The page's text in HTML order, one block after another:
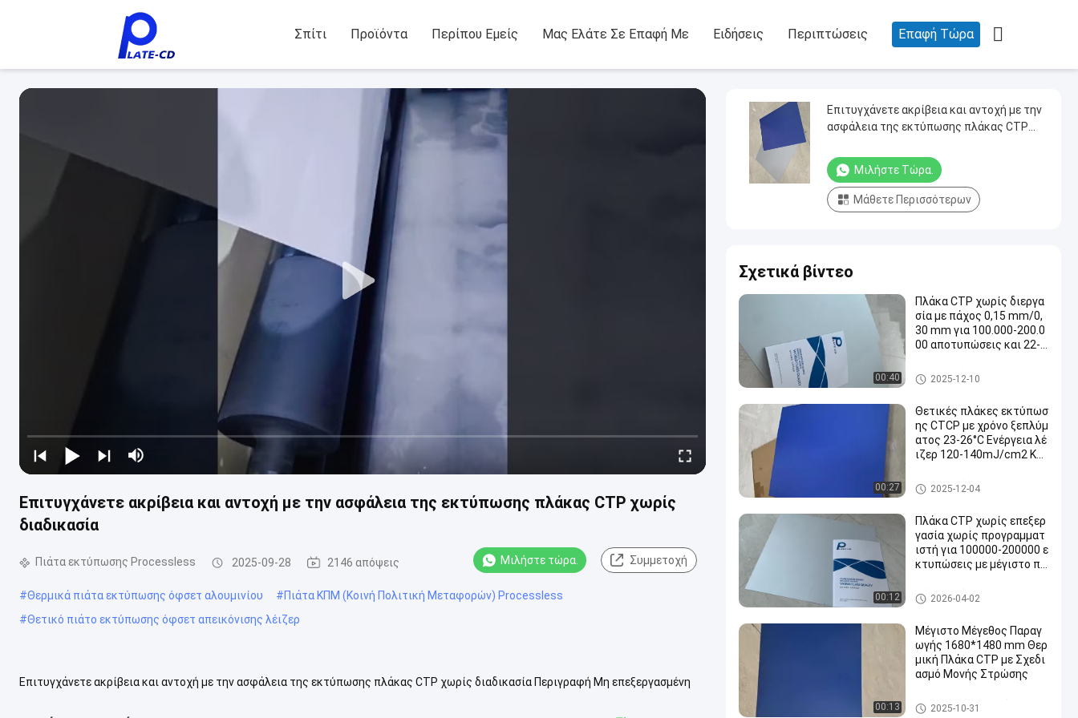
Σπίτι Προϊόντα Περίπου Εμείς Μας Ελάτε Σε Επαφή Με Ειδήσεις Περιπτώσεις Επαφή Τώρα 
Επιτυγχάνετε ακρίβεια και αντοχή με την ασφάλεια της εκτύπωσης πλάκας CTP χωρίς
διαδικασία
Πιάτα εκτύπωσης Processless 2025-09-28 2146 απόψεις Μιλήστε τώρα. Συμμετοχή
#Θερμικά πιάτα εκτύπωσης όφσετ αλουμινίου #Πιάτα ΚΠΜ (Κοινή Πολιτική Μεταφορών) Processless
#Θετικό πιάτο εκτύπωσης όφσετ απεικόνισης λέιζερ
Επιτυγχάνετε ακρίβεια και αντοχή με την ασφάλεια της εκτύπωσης πλάκας CTP χωρίς διαδικασία Περιγραφή Μη επεξεργασμένη
Επιτυγχάνετε ακρίβεια και αντοχή με την
ασφάλεια της εκτύπωσης πλάκας CTP
Μιλήστε Τώρα.
Μάθετε Περισσότερων
Σχετικά βίντεο
00:40
Πλάκα CTP χωρίς διεργα
σία με πάχος 0,15 mm/0,
30 mm για 100.000-200.0
00 αποτυπώσεις και 22-2
αραγωγής
Πιάτα εκτύπωσης Processles
s
2025-12-10
00:27
Θετικές πλάκες εκτύπωσ
ης CTCP με χρόνο ξεπλύμ
ατος 23-26°C Ενέργεια λέ
ιζερ 120-140mJ/cm2 Και
ς
Πιάτα εκτύπωσης CTCP
2025-12-04
00:12
Πλάκα CTP χωρίς επεξερ
γασία χωρίς προγραμματ
ιστή για 100000-200000 ε
κτυπώσεις με μέγιστο πλ
Πιάτα εκτύπωσης Processles
s
2026-04-02
00:13
Μέγιστο Μέγεθος Παραγ
ωγής 1680*1480 mm Θερ
μική Πλάκα CTP με Σχεδι
ασμό Μονής Στρώσης
θερμικό πιάτο ΚΠΜ (Κοινή Πο
2025-10-31